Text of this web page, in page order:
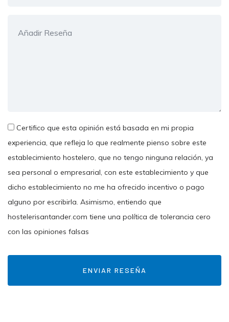
Certifico que esta opinión está basada en mi propia
experiencia, que refleja lo que realmente pienso sobre este
establecimiento hostelero, que no tengo ninguna relación, ya
sea personal o empresarial, con este establecimiento y que
dicho establecimiento no me ha ofrecido incentivo o pago
alguno por escribirla. Asimismo, entiendo que
hostelerisantander.com tiene una política de tolerancia cero
con las opiniones falsas